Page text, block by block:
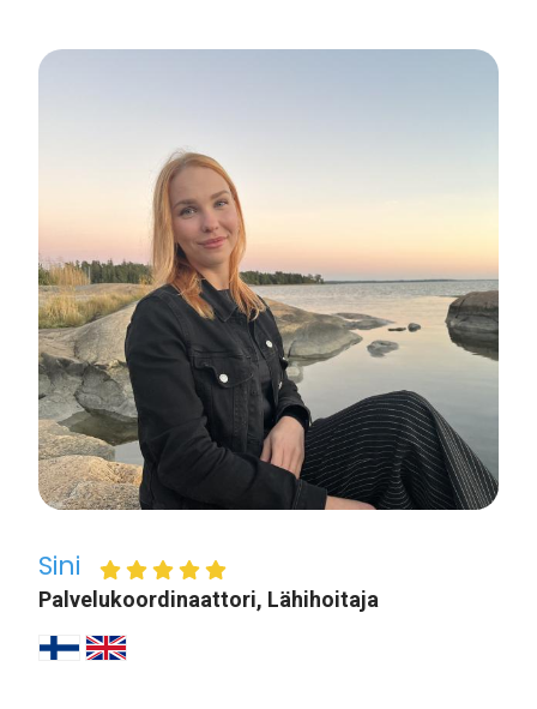
Sini
Palvelukoordinaattori, Lähihoitaja